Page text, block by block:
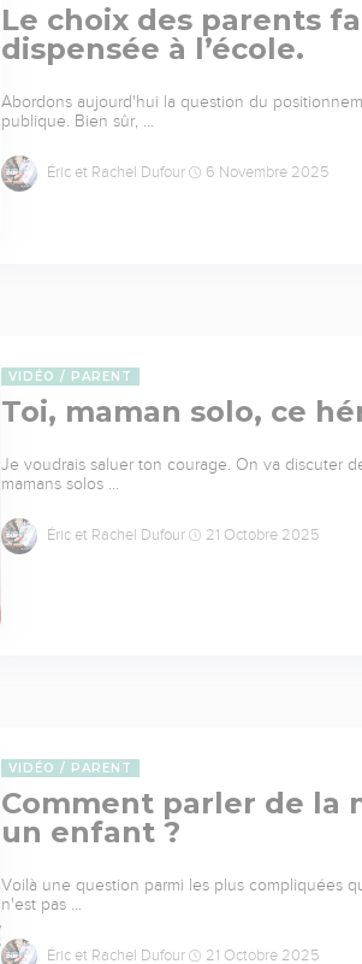
Le choix des parents
dispensée à l’école.
Abordons aujourd'hui la question du
publique. Bien sûr, …
Éric et Rachel Dufour 6 Novembre 2025
VIDÉO PARENT
Toi, maman solo, ce
Je voudrais saluer ton courage. On va discuter
mamans solos …
Éric et Rachel Dufour 21 Octobre 2025
VIDÉO PARENT
Comment parler de la
un enfant ?
Voilà une question parmi les plus compliquées
n'est pas …
Éric et Rachel Dufour 21 Octobre 2025